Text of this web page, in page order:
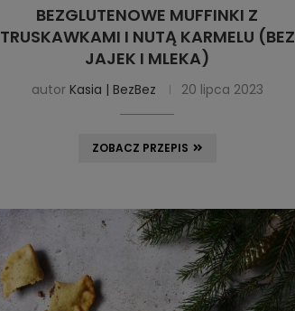
BEZGLUTENOWE MUFFINKI Z
TRUSKAWKAMI I NUTĄ KARMELU (BEZ
JAJEK I MLEKA)
autor Kasia | BezBez 20 lipca 2023
ZOBACZ PRZEPIS